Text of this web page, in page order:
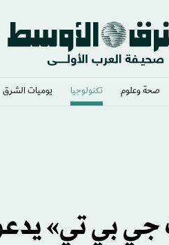
صحة وعلوم تكنولوجيا يوميات الشرق​
جي بي تي»